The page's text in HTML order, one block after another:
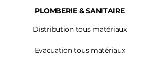
PLOMBERIE & SANITAIRE
Distribution tous matériaux
Evacuation tous matériaux